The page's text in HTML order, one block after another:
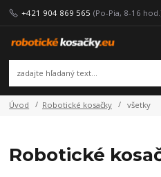
+421 904 869 565 (Po-Pia, 8-16
Úvod Robotické kosačky všetky
Robotické